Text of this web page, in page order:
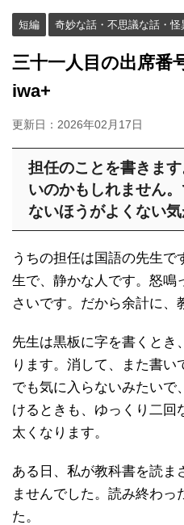
短編 奇妙な話・不思議な話・怪
三十一人目の出席番
iwa+
更新日： 2026年02月17日
担任のことを書きま
いのかもしれません
ないほうがよくない気
うちの担任は国語の先生
生で、静かな人です。怒鳴
さいです。だから余計に、
先生は黒板に字を書くとき
ります。消して、また書
でも気に入らないみたいで
けるときも、ゆっくり二回
太くなります。
ある日、私が教科書を読ま
ませんでした。読み終わっ
た。